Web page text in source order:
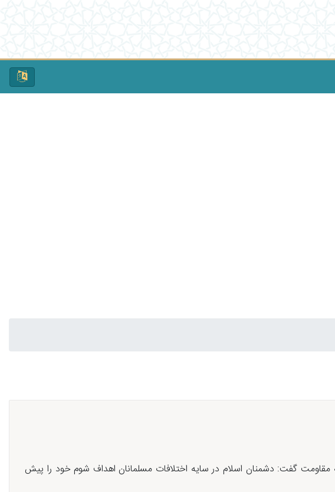
گفت: دشمنان اسلام در سایه اختلافات مسلمانان اهداف شوم خود را پیش